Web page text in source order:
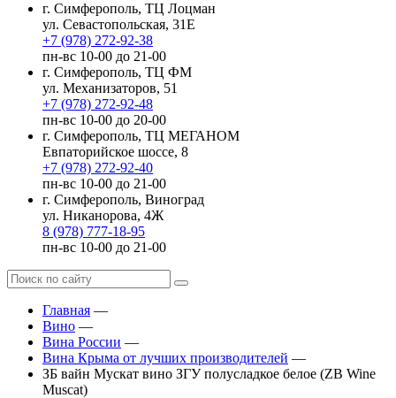
г. Симферополь, ТЦ Лоцман
ул. Севастопольская, 31Е
+7 (978) 272-92-38
пн-вс 10-00 до 21-00
г. Симферополь, ТЦ ФМ
ул. Механизаторов, 51
+7 (978) 272-92-48
пн-вс 10-00 до 20-00
г. Симферополь, ТЦ МЕГАНОМ
Евпаторийское шоссе, 8
+7 (978) 272-92-40
пн-вс 10-00 до 21-00
г. Симферополь, Виноград
ул. Никанорова, 4Ж
8 (978) 777-18-95
пн-вс 10-00 до 21-00
Главная —
Вино —
Вина России —
Вина Крыма от лучших производителей —
ЗБ вайн Мускат вино ЗГУ полусладкое белое (ZB Wine
Muscat)